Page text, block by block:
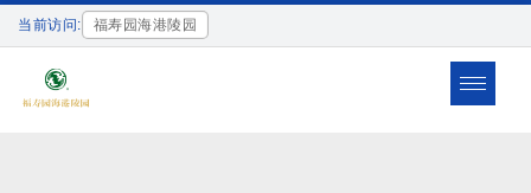
当前访问: 福寿园海港陵园
Toggle